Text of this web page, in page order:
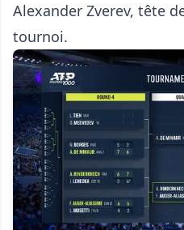
Alexander Zverev, tête
tournoi.